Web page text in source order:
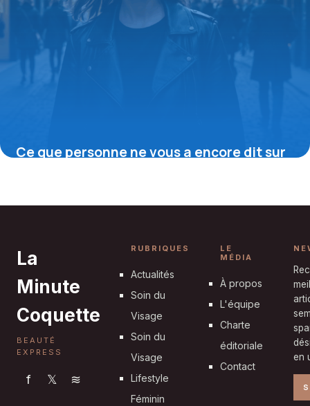
Ce que personne ne vous a encore dit sur
La
Minute
Coquette
BEAUTÉ
EXPRESS
f 𝕏 ≋
RUBRIQUES
Actualités
Soin du
Visage
Soin du
Visage
Lifestyle
Féminin
LE
MÉDIA
À propos
L'équipe
Charte
éditoriale
Contact
en